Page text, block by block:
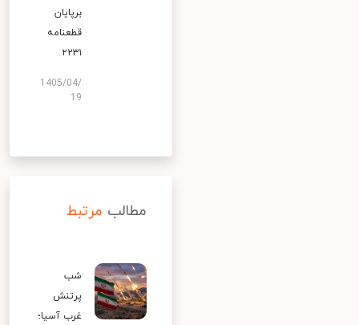
برپایان
قطعنامه
۲۲۳۱
1405/04/
19
مطالب مرتبط
شب
پرتنش
غرب آسیا؛